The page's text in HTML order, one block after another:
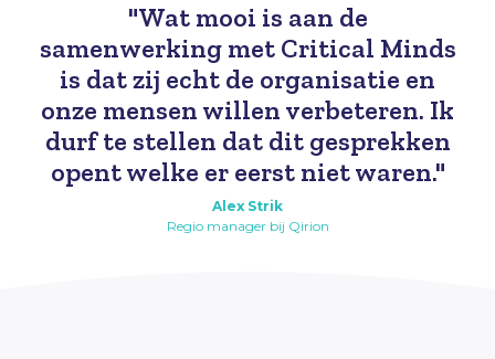
"Wat mooi is aan de
samenwerking met Critical Minds
is dat zij echt de organisatie en
onze mensen willen verbeteren. Ik
durf te stellen dat dit gesprekken
opent welke er eerst niet waren."
Alex Strik
Regio manager bij Qirion